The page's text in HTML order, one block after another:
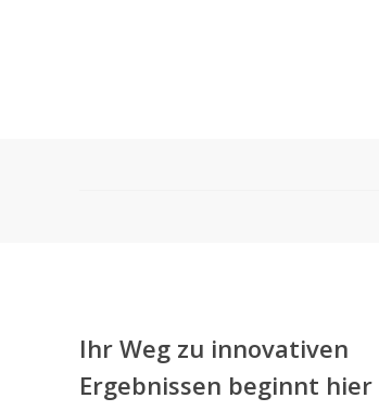
Ihr Weg zu innovativen
Ergebnissen beginnt hier